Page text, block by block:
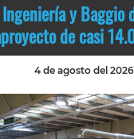
y Baggio
de casi
4 de agosto del 2026